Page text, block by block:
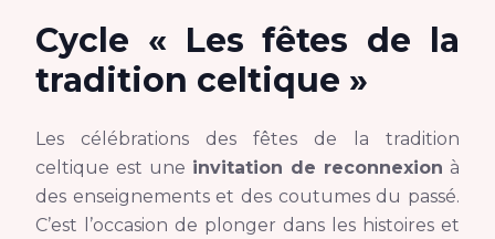
Cycle « Les fêtes de la
tradition celtique »
Les célébrations des fêtes de la tradition
celtique est une invitation de reconnexion à
des enseignements et des coutumes du passé.
C’est l’occasion de plonger dans les histoires et